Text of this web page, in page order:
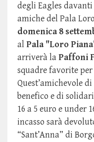
degli Eagles
amiche del Pala
domenica 8
alPala "Loro
arriverà laPaffoni
squadre favorite
Quest’amichevole
benefico e di
16 a 5 euro e under
incasso sarà
“Sant’Anna” di